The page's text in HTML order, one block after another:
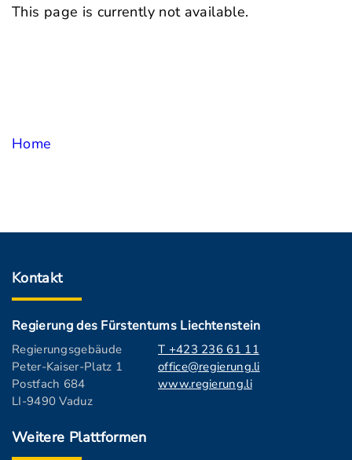
This page is currently not available.
Home
Kontakt
Regierung des Fürstentums Liechtenstein
Regierungsgebäude
Peter-Kaiser-Platz 1
Postfach 684
LI-9490 Vaduz
T +423 236 61 11
office@regierung.li
www.regierung.li
Weitere Plattformen